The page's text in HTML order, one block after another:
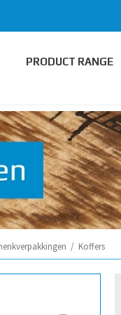
PRODUCT RANGE
/ Koffers